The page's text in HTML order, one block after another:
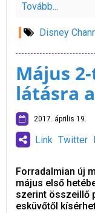
Tovább...
Disney
Május
látásra
2017. április 19.
Link Twitter
Forradalmian új
május első
szerint összeillő
esküvőtől